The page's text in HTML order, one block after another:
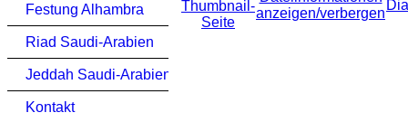
Festung Alhambra
Riad Saudi-Arabien
Jeddah Saudi-Arabien
Kontakt